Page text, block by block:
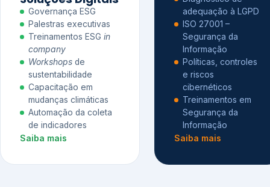
Governança ESG
Palestras executivas
Treinamentos ESG in
company
Workshops de
sustentabilidade
Capacitação em
mudanças climáticas
Automação da coleta
de indicadores
Saiba mais
adequação à LGPD
ISO 27001 –
Segurança da
Informação
Políticas, controles
e riscos
cibernéticos
Treinamentos em
Segurança da
Informação
Saiba mais